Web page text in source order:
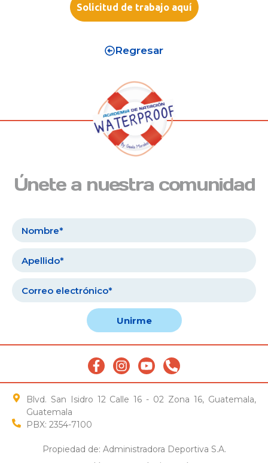
Solicitud de trabajo aquí
Regresar
Únete a nuestra comunidad
Unirme
Blvd. San Isidro 12 Calle 16 - 02 Zona 16, Guatemala,
Guatemala
PBX: 2354-7100
Propiedad de: Administradora Deportiva S.A.